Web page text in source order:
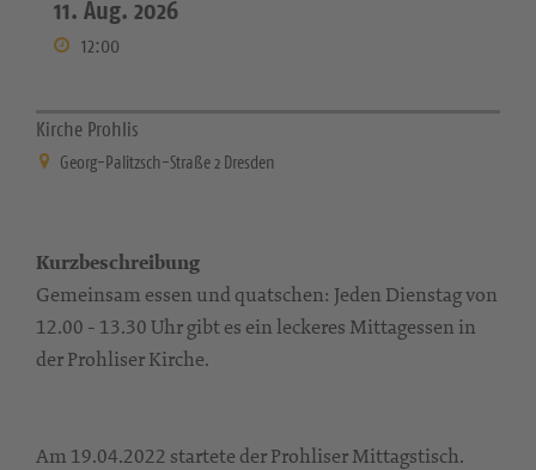
11. Aug. 2026
12:00
Kirche Prohlis
Georg-Palitzsch-Straße 2 Dresden
Kurzbeschreibung
Gemeinsam essen und quatschen: Jeden Dienstag von
12.00 - 13.30 Uhr gibt es ein leckeres Mittagessen in
der Prohliser Kirche.
Am 19.04.2022 startete der Prohliser Mittagstisch.